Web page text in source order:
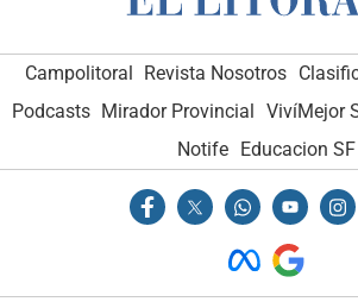
Campolitoral Revista Nosotros
Podcasts Mirador Provincial VivíMejor
Notife Educacion SF